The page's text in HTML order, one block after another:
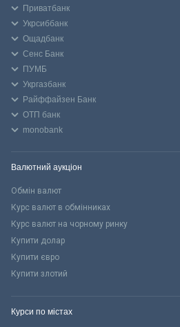
Приватбанк
Укрсиббанк
Ощадбанк
Сенс Банк
ПУМБ
Укргазбанк
Райффайзен Банк
ОТП банк
monobank
Валютний аукціон
Обмін валют
Курс валют в обмінниках
Курс валют на чорному ринку
Купити долар
Купити євро
Купити злотий
Курси по містах